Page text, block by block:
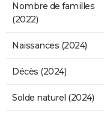
Nombre de familles
(2022)
Naissances (2024)
Décès (2024)
Solde naturel (2024)